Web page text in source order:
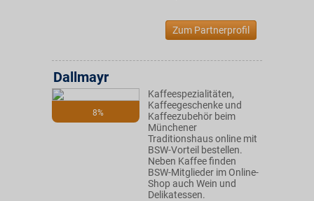
Zum Partnerprofil
8%
Dallmayr
Kaffeespezialitäten,
Kaffeegeschenke und
Kaffeezubehör beim
Münchener
Traditionshaus online mit
BSW-Vorteil bestellen.
Neben Kaffee finden
BSW-Mitglieder im Online-
Shop auch Wein und
Delikatessen.